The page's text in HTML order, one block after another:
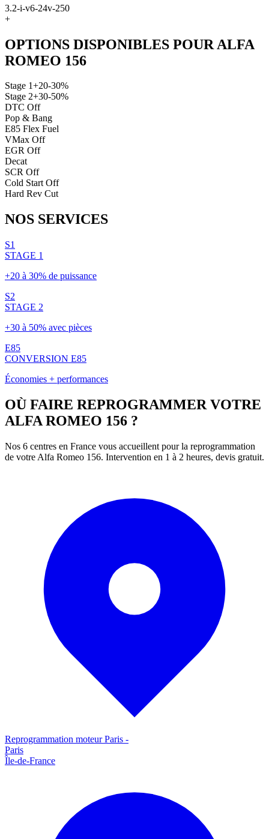
3.2-i-v6-24v-250
+
OPTIONS DISPONIBLES POUR ALFA
ROMEO 156
Stage 1+20-30%
Stage 2+30-50%
DTC Off
Pop & Bang
E85 Flex Fuel
VMax Off
EGR Off
Decat
SCR Off
Cold Start Off
Hard Rev Cut
NOS SERVICES
S1
STAGE 1
+20 à 30% de puissance
S2
STAGE 2
+30 à 50% avec pièces
E85
CONVERSION E85
Économies + performances
OÙ FAIRE REPROGRAMMER VOTRE
ALFA ROMEO 156 ?
Nos 6 centres en France vous accueillent pour la reprogrammation
de votre Alfa Romeo 156. Intervention en 1 à 2 heures, devis gratuit.
Reprogrammation moteurParis -
Paris
Île-de-France